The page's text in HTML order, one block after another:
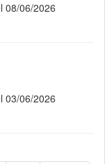
08/06/2026
03/06/2026